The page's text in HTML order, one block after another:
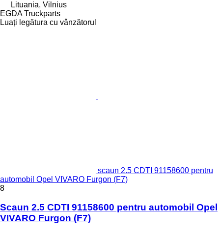
Lituania, Vilnius
EGDA Truckparts
Luați legătura cu vânzătorul
scaun 2.5 CDTI 91158600 pentru
automobil Opel VIVARO Furgon (F7)
8
Scaun 2.5 CDTI 91158600 pentru automobil Opel
VIVARO Furgon (F7)